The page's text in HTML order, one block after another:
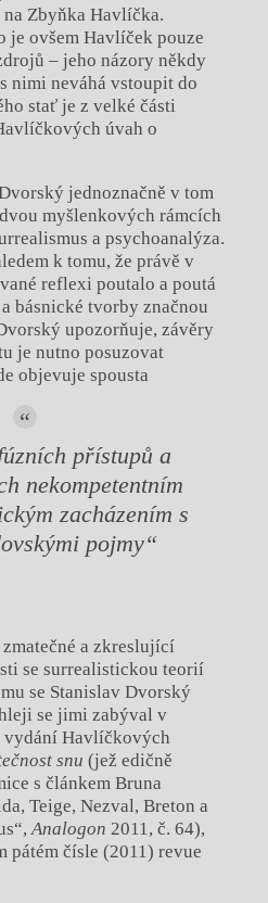
Zbyňka Havlíčka.
je ovšem Havlíček pouze
– jeho názory někdy
neváhá vstoupit do
stať je z velké části
úvah o
jednoznačně v tom
myšlenkových rámcích
a psychoanalýza.
k tomu, že právě v
reflexi poutalo a poutá
básnické tvorby značnou
upozorňuje, závěry
je nutno posuzovat
objevuje spousta
přístupů a
nekompetentním
zacházením s
pojmy“
a zkreslující
se surrealistickou teorií
se Stanislav Dvorský
se jimi zabýval v
vydání Havlíčkových
snu (jež edičně
s článkem Bruna
Teige, Nezval, Breton a
Analogon 2011, č. 64),
pátém čísle (2011) revue